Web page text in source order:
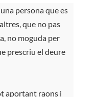
persona que es
que no pas
no moguda per
prescriu el deure
aportant raons i